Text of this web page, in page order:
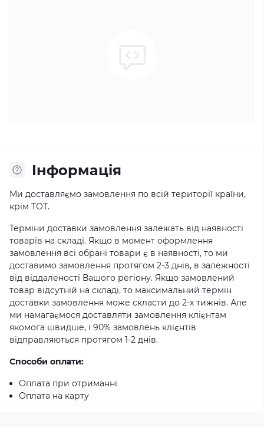
Iнформація
Ми доставляємо замовлення по всій території країни,
крім ТОТ.
Терміни доставки замовлення залежать від наявності
товарів на складі. Якщо в момент оформлення
замовлення всі обрані товари є в наявності, то ми
доставимо замовлення протягом 2-3 днів, в залежності
від віддаленості Вашого регіону. Якщо замовлений
товар відсутній на складі, то максимальний термін
доставки замовлення може скласти до 2-х тижнів. Але
ми намагаємося доставляти замовлення клієнтам
якомога швидше, і 90% замовлень клієнтів
відправляються протягом 1-2 днів.
Способи оплати:
Оплата при отриманні
Оплата на карту